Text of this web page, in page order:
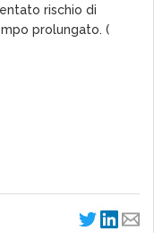
rischio di
prolungato. (